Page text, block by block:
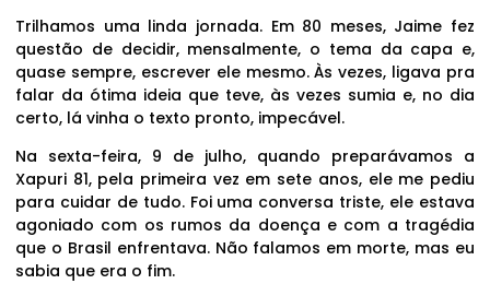
Trilhamos uma linda jornada. Em 80 meses, Jaime fez
questão de decidir, mensalmente, o tema da capa e,
quase sempre, escrever ele mesmo. Às vezes, ligava pra
falar da ótima ideia que teve, às vezes sumia e, no dia
certo, lá vinha o texto pronto, impecável.
Na sexta-feira, 9 de julho, quando preparávamos a
Xapuri 81, pela primeira vez em sete anos, ele me pediu
para cuidar de tudo. Foi uma conversa triste, ele estava
agoniado com os rumos da doença e com a tragédia
que o Brasil enfrentava. Não falamos em morte, mas eu
sabia que era o fim.